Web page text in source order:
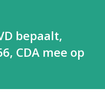
bepaalt,
CDA mee op